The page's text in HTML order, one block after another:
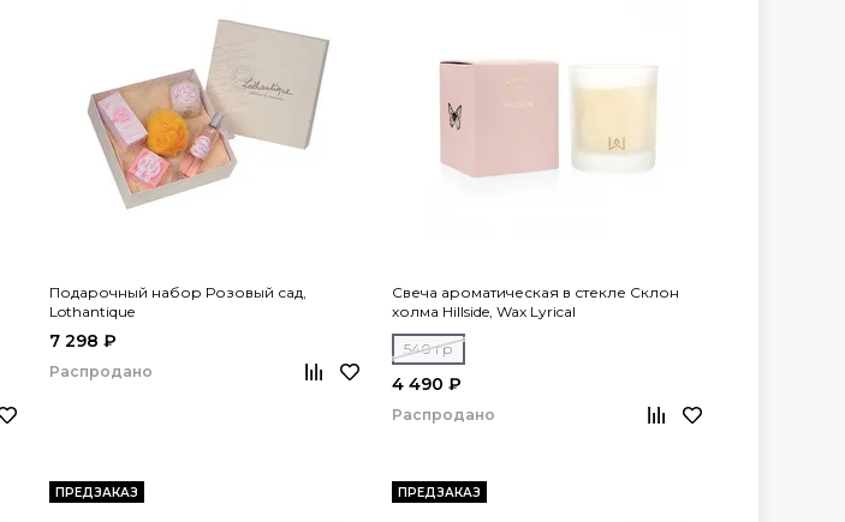
Подарочный набор Розовый сад,
Lothantique
7 298 ₽
Распродано
Свеча ароматическая в стекле Склон
холма Hillside, Wax Lyrical
540 гр
4 490 ₽
Распродано
ПРЕДЗАКАЗ ПРЕДЗАКАЗ